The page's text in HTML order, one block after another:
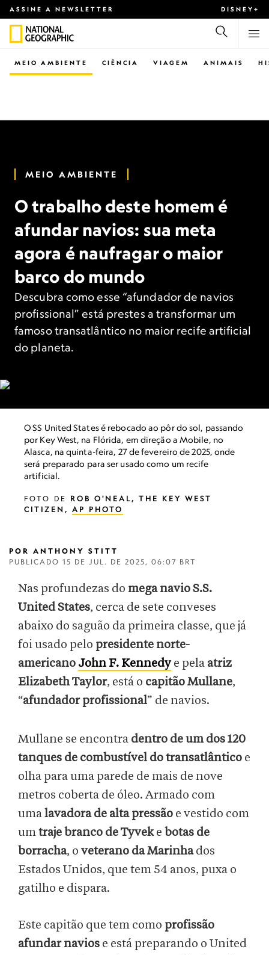
ASSINE A NEWSLETTER DISNEY+
CIÊNCIA VIAGEM ANIMAIS
MEIO AMBIENTE
MEIO AMBIENTE
O trabalho deste homem é
afundar navios: sua meta
agora é naufragar o maior
barco do mundo
Descubra como esse “afundador de navios
profissional” está prestes a transformar um
famoso transatlântico no maior recife artificial
do planeta.
O SS United States é rebocado ao pôr do sol, passando
por Key West, na Flórida, em direção a Mobile, no
Alasca, na quinta-feira, 27 de fevereiro de 2025, onde
será preparado para ser usado como um recife
artificial.
FOTO DE ROB O'NEAL, THE KEY WEST
CITIZEN, AP PHOTO
POR ANTHONY STITT
PUBLICADO 15 DE JUL. DE 2025, 06:07 BRT
Nas profundezas do mega navio S.S.
United States, cerca de sete conveses
abaixo do saguão da primeira classe, que já
foiusado pelo presidente norte-
americano John F. Kennedy e pela atriz
Elizabeth Taylor, está o capitão Mullane,
“afundador profissional” de navios.
Mullane se encontra dentro de um dos 120
tanques de combustível do transatlântico e
olha para uma parede de mais de nove
metros coberta de óleo. Armado com
umalavadora de alta pressão e vestido com
umtraje branco de Tyveke botas de
borracha, o veterano da Marinhados
Estados Unidos, que tem 54 anos, puxa o
gatilho e dispara.
Este capitão que tem como profissão
afundar navios e está preparando o United